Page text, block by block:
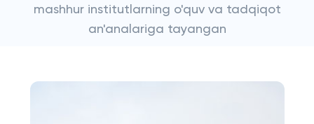
mashhur institutlarning o'quv va tadqiqot
an'analariga tayangan